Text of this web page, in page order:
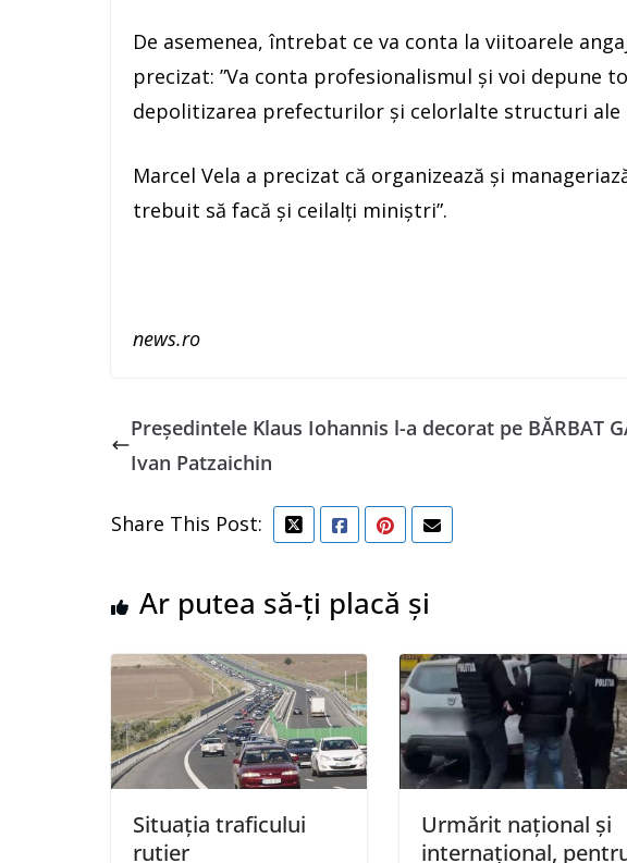
De asemenea, întrebat ce va conta la viitoarele
precizat: ”Va conta profesionalismul şi voi depune
depolitizarea prefecturilor şi celorlalte structuri ale
Marcel Vela a precizat că organizează şi
trebuit să facă şi ceilalţi miniştri”.
news.ro
Preşedintele Klaus Iohannis l-a decorat pe
Ivan Patzaichin
BĂRBAT
Share This Post:
Ar putea să-ți placă și
Situația traficului
rutier
Urmărit național și
internațional,